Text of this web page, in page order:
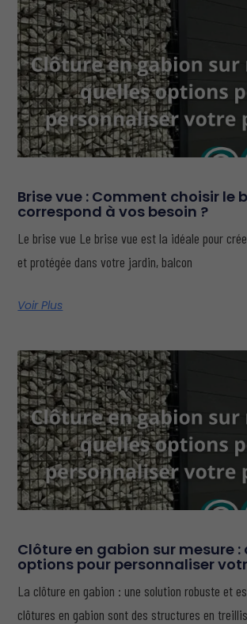
Brise vue : Comment choisir le
correspond à vos besoin ?
Le brise vue Le brise vue est la idéale pour
et protégée dans votre jardin, balcon
Voir Plus
Clôture en gabion sur mesure :
options pour personnaliser
La clôture en gabion : une solution robuste et
clôtures en gabion sont des structures en